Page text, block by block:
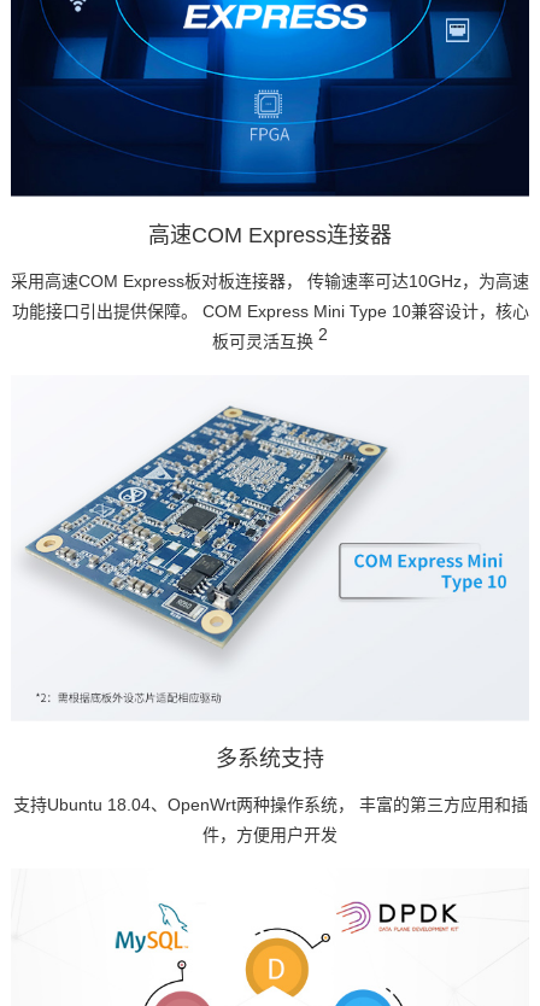
高速COM Express连接器
采用高速COM Express板对板连接器， 传输速率可达10GHz，为高速
功能接口引出提供保障。 COM Express Mini Type10兼容设计，核心
板可灵活互换 2
多系统支持
支持Ubuntu 18.04、OpenWrt两种操作系统， 丰富的第三方应用和插
件，方便用户开发